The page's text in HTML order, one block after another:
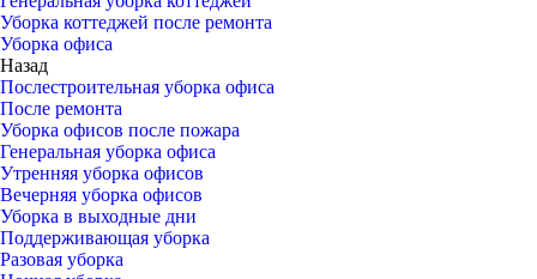
Уборка коттеджей после ремонта
Уборка офиса
Назад
Послестроительная уборка офиса
После ремонта
Уборка офисов после пожара
Генеральная уборка офиса
Утренняя уборка офисов
Вечерняя уборка офисов
Уборка в выходные дни
Поддерживающая уборка
Разовая уборка